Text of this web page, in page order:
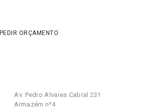
PEDIR ORÇAMENTO
Av. Pedro Alvares Cabral 231
Armazém nº4